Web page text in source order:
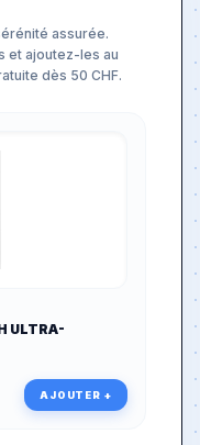
assurée.
et ajoutez-les au
dès 50 CHF.
ULTRA-
AJOUTER +